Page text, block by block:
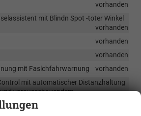
vorhanden
mit Blindn Spot -toter Winkel
vorhanden
vorhanden
vorhanden
mit Faslchfahrwarnung
vorhanden
mit automatischer Distanzhaltung
vorausschauendem